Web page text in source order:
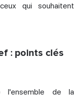
qui souhaitent
: points clés
l'ensemble de la